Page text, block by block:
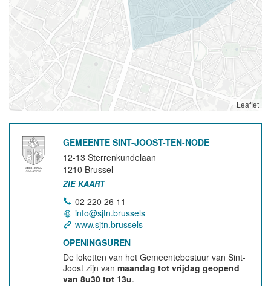
Leaflet
GEMEENTE SINT-JOOST-TEN-NODE
12-13 Sterrenkundelaan
1210 Brussel
ZIE KAART
02 220 26 11
info@sjtn.brussels
www.sjtn.brussels
OPENINGSUREN
De loketten van het Gemeentebestuur van Sint-
Joost zijn vanmaandag tot vrijdag geopend
van 8u30 tot 13u.